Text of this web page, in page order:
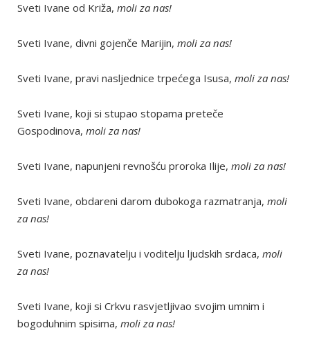
Sveti Ivane od Križa, moli za nas!
Sveti Ivane, divni gojenče Marijin, moli za nas!
Sveti Ivane, pravi nasljednice trpećega Isusa, moli za nas!
Sveti Ivane, koji si stupao stopama preteče
Gospodinova, moli za nas!
Sveti Ivane, napunjeni revnošću proroka Ilije, moli za nas!
Sveti Ivane, obdareni darom dubokoga razmatranja, moli
za nas!
Sveti Ivane, poznavatelju i voditelju ljudskih srdaca, moli
za nas!
Sveti Ivane, koji si Crkvu rasvjetljivao svojim umnim i
bogoduhnim spisima, moli za nas!